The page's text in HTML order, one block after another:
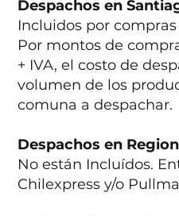
Despachos en
Incluidos por compras
Por montos de
+ IVA, el costo de
volumen de los
comuna a despachar.
Despachos en
No están Incluídos.
Chilexpress y/o